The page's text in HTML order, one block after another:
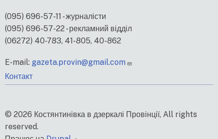
(095) 696-57-11 - журналісти
(095) 696-57-22 - рекламний відділ
(06272) 40-783, 41-805, 40-862
E-mail: gazeta.provin@gmail.com
меню
колонтитулу
Контакт
© 2026 Костянтинівка в дзеркалі Провінції, All rights
reserved.